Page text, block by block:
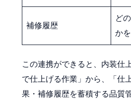
補修履歴
ど
か
この連携ができると、内装仕
で仕上げる作業」から、「仕
果・補修履歴を蓄積する品質